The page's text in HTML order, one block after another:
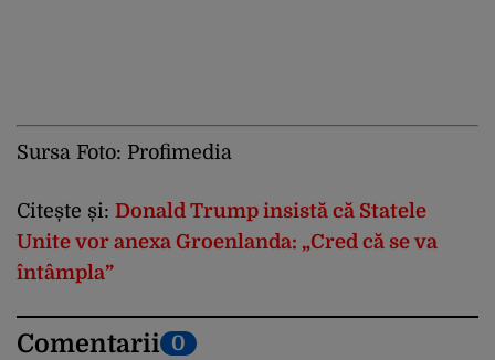
Sursa Foto: Profimedia
Citește și: Donald Trump insistă că Statele
Unite vor anexa Groenlanda: „Cred că se va
întâmpla”
Comentarii 0